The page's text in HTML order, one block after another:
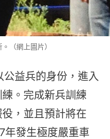
（網上圖片）
益兵的身份，進入
。完成新兵訓練
，並且預計將在
年發生極度嚴重車